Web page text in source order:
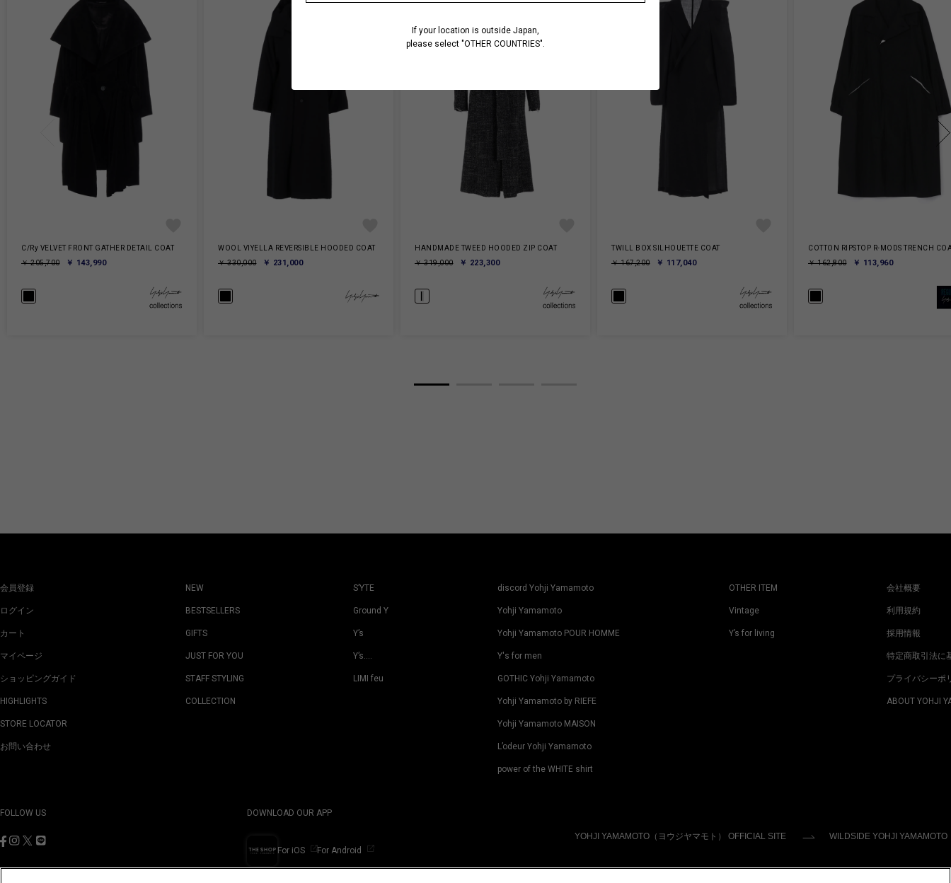
If your location is outside Japan,
please select "OTHER COUNTRIES".
C/Ry VELVET FRONT GATHER DETAIL COAT
￥ 205,700
￥ 143,990
WOOL VIYELLA REVERSIBLE HOODED COAT
￥ 330,000
￥ 231,000
HANDMADE TWEED HOODED ZIP COAT
￥ 319,000
￥ 223,300
TWILL BOX SILHOUETTE COAT
￥ 167,200
￥ 117,040
COTTON RIPSTOP R-MODS TRENCH
￥ 162,800
￥ 113,960
会員登録
ログイン
カート
マイページ
ショッピングガイド
HIGHLIGHTS
STORE LOCATOR
お問い合わせ
NEW
BESTSELLERS
GIFTS
JUST FOR YOU
STAFF STYLING
COLLECTION
S’YTE
Ground Y
Y’s
Y’s….
LIMI feu
discord Yohji Yamamoto
Yohji Yamamoto
Yohji Yamamoto POUR HOMME
Y's for men
GOTHIC Yohji Yamamoto
Yohji Yamamoto by RIEFE
Yohji Yamamoto MAISON
L’odeur Yohji Yamamoto
power of the WHITE shirt
OTHER ITEM
Vintage
Y’s for living
会社概要
利用規約
採用情報
特定商取引法に
プライバシーポ
ABOUT YOHJI
FOLLOW US DOWNLOAD OUR APP
For iOS For Android
YOHJI YAMAMOTO（ヨウジヤマモト） OFFICIAL SITE WILDSIDE YOHJI YAMAMOTO